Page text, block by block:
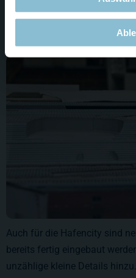
gearbeitet.
Auch für die Hafencity sind
bereits fertig eingebaut
unzählige kleine Details hinzu.